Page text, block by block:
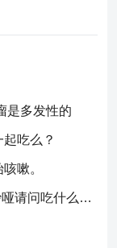
是多发性的
吃么？
嗽。
你好，鼻炎犯了，鼻子不通，嗓子沙哑请问吃什么药比较好？